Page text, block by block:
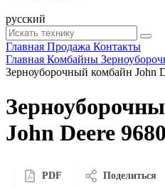
русский
Главная Продажа Контакты
Главная Комбайны
Зерноуборочный комбайн John
John Deere
PDF Поделиться